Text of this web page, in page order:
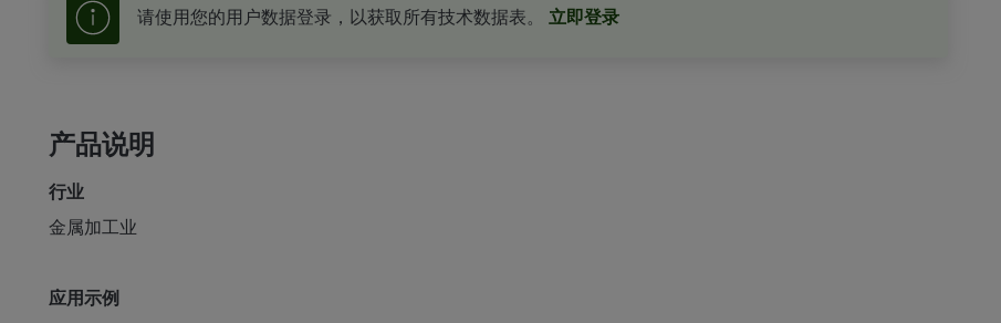
请使用您的用户数据登录，以获取所有技术数据表。 立即登录
产品说明
行业
金属加工业
应用示例